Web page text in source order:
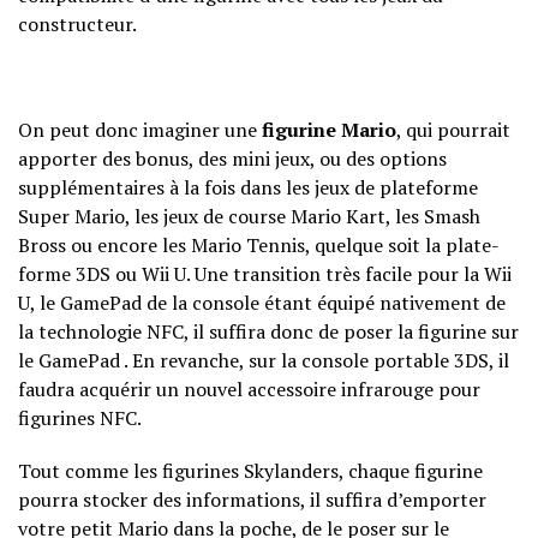
constructeur.
On peut donc imaginer unefigurine Mario, qui pourrait
apporter des bonus, des mini jeux, ou des options
supplémentaires à la fois dans les jeux de plateforme
Super Mario, les jeux de course Mario Kart, les Smash
Bross ou encore les Mario Tennis, quelque soit la plate-
forme 3DS ou Wii U. Une transition très facile pour la Wii
U, le GamePad de la console étant équipé nativement de
la technologie NFC, il suffira donc de poser la figurine sur
le GamePad . En revanche, sur la console portable 3DS, il
faudra acquérir un nouvel accessoire infrarouge pour
figurines NFC.
Tout comme les figurines Skylanders, chaque figurine
pourra stocker des informations, il suffira d’emporter
votre petit Mario dans la poche, de le poser sur le